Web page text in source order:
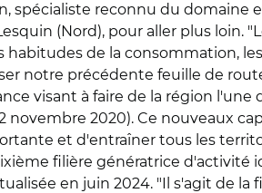
spécialiste reconnu du
(Nord), pour aller plus loin.
de la consommation,
notre précédente feuille de
visant à faire de la région
novembre 2020). Ce nouveaux
et d'entraîner tous les
filière génératrice d'activité
en juin 2024. "Il s'agit de la